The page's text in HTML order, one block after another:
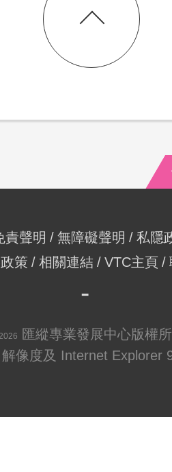
責聲明 無障礙聲明
私隱
策
相關連結 VTC主頁
匯縱專業發展中心版權
像度及 Internet Explorer